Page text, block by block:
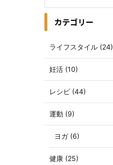
カテゴリー
ライフスタイル (24)
妊活 (10)
レシピ (44)
運動 (9)
ヨガ (6)
健康 (25)